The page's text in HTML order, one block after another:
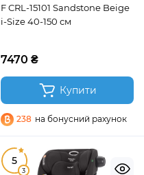
F CRL-15101 Sandstone Beige
i-Size 40-150 см
7470 ₴
Купити
238 на бонусний рахунок
5
3